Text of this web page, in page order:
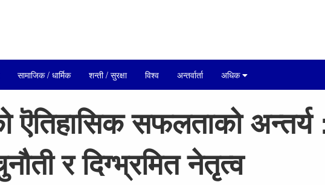
सामाजिक / धार्मिक शन्ती / सुरक्षा विश्व अन्तर्वार्ता अधिक
ऎतिहासिक सफलताको
र दिग्भ्रमित नेतृत्व